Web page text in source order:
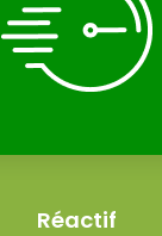
Réactif